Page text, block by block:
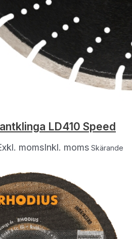
LD410 Speed
momsInkl. moms Skärande